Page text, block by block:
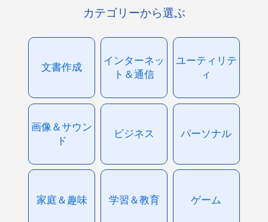
カテゴリーから選ぶ
文書作成
インターネッ
ト＆通信
ユーティリテ
ィ
画像＆サウン
ド
ビジネス パーソナル
家庭＆趣味 学習＆教育 ゲーム